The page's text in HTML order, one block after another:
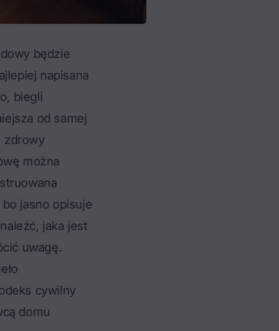
będzie
napisana
biegli
od samej
zdrowy
można
jasno opisuje
jaka jest
uwagę.
cywilny
domu